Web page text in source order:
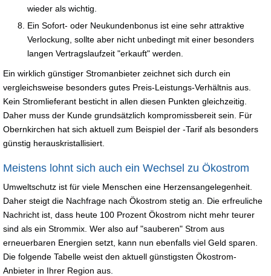
wieder als wichtig.
Ein Sofort- oder Neukundenbonus ist eine sehr attraktive
Verlockung, sollte aber nicht unbedingt mit einer besonders
langen Vertragslaufzeit "erkauft" werden.
Ein wirklich günstiger Stromanbieter zeichnet sich durch ein
vergleichsweise besonders gutes Preis-Leistungs-Verhältnis aus.
Kein Stromlieferant besticht in allen diesen Punkten gleichzeitig.
Daher muss der Kunde grundsätzlich kompromissbereit sein. Für
Obernkirchen hat sich aktuell zum Beispiel der -Tarif als besonders
günstig herauskristallisiert.
Meistens lohnt sich auch ein Wechsel zu Ökostrom
Umweltschutz ist für viele Menschen eine Herzensangelegenheit.
Daher steigt die Nachfrage nach Ökostrom stetig an. Die erfreuliche
Nachricht ist, dass heute 100 Prozent Ökostrom nicht mehr teurer
sind als ein Strommix. Wer also auf "sauberen" Strom aus
erneuerbaren Energien setzt, kann nun ebenfalls viel Geld sparen.
Die folgende Tabelle weist den aktuell günstigsten Ökostrom-
Anbieter in Ihrer Region aus.